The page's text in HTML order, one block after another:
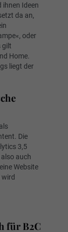
Ideen
da an,
oder
gilt
Home.
liegt der
Die
3,5
auch
Website
wird
für B2C